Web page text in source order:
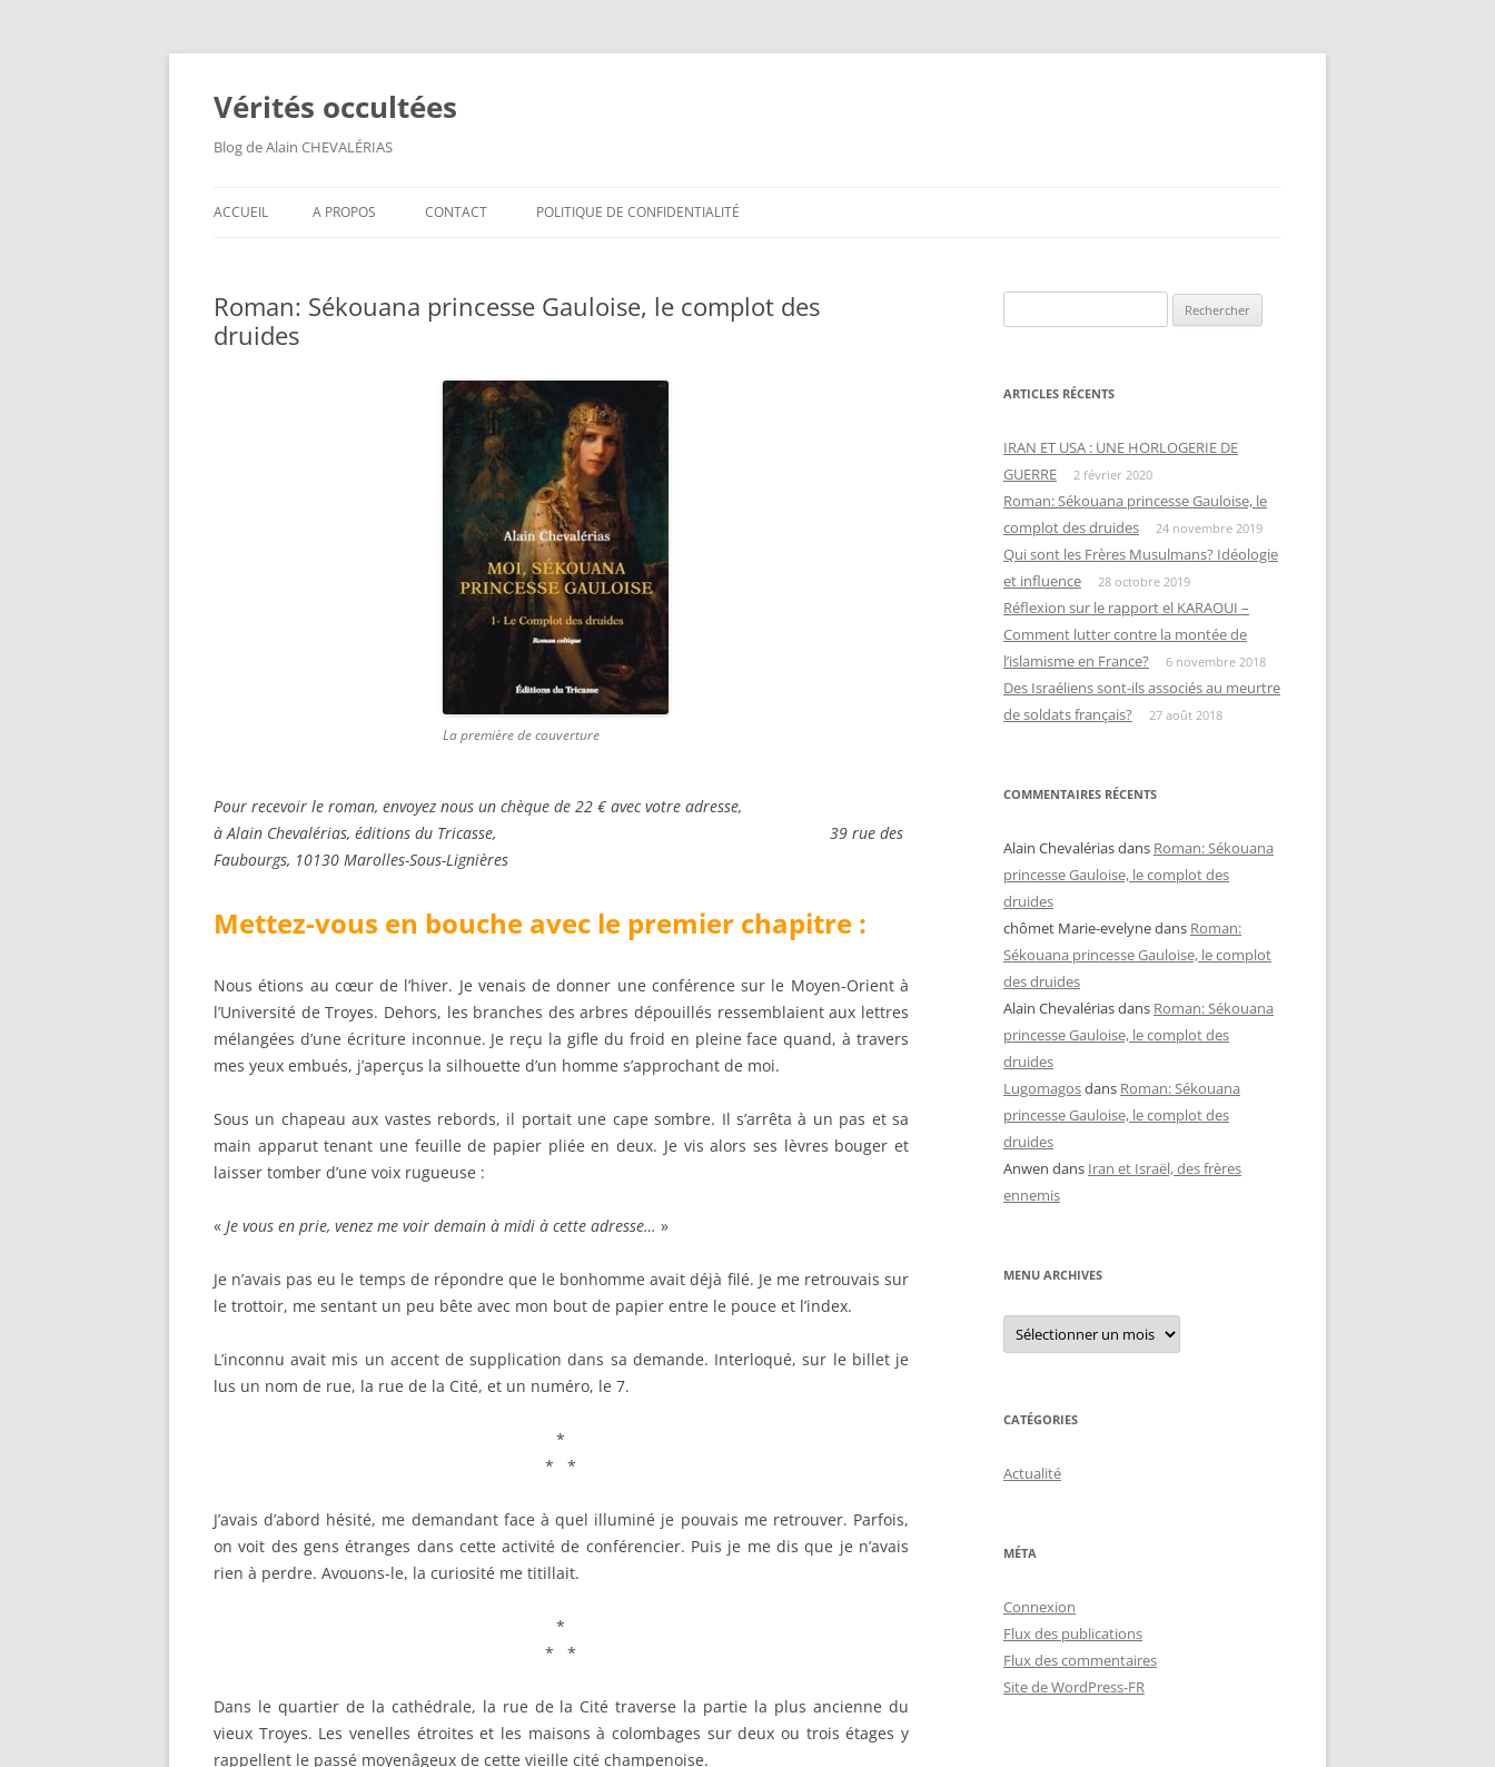
Aller
contenu
Vérités occultées
Blog de Alain CHEVALÉRIAS
ACCUEIL A PROPOS CONTACT POLITIQUE DE CONFIDENTIALITÉ
Roman: Sékouana princesse Gauloise, le complot des
druides
La première de couverture
Pour recevoir le roman, envoyez nous un chèque de 22 € avec votre adresse,
à Alain Chevalérias, éditions du Tricasse, 39 rue des
Faubourgs, 10130 Marolles-Sous-Lignières
Mettez-vous en bouche avec le premier chapitre :
Nous étions au cœur de l’hiver. Je venais de donner une conférence sur le Moyen-Orient à
l’Université de Troyes. Dehors, les branches des arbres dépouillés ressemblaient aux lettres
mélangées d’une écriture inconnue. Je reçu la gifle du froid en pleine face quand, à travers
mes yeux embués, j’aperçus la silhouette d’un homme s’approchant de moi.
Sous un chapeau aux vastes rebords, il portait une cape sombre. Il s’arrêta à un pas et sa
main apparut tenant une feuille de papier pliée en deux. Je vis alors ses lèvres bouger et
laisser tomber d’une voix rugueuse :
« Je vous en prie, venez me voir demain à midi à cette adresse… »
Je n’avais pas eu le temps de répondre que le bonhomme avait déjà filé. Je me retrouvais sur
le trottoir, me sentant un peu bête avec mon bout de papier entre le pouce et l’index.
L’inconnu avait mis un accent de supplication dans sa demande. Interloqué, sur le billet je
lus un nom de rue, la rue de la Cité, et un numéro, le 7.
*
* *
J’avais d’abord hésité, me demandant face à quel illuminé je pouvais me retrouver. Parfois,
on voit des gens étranges dans cette activité de conférencier. Puis je me dis que je n’avais
rien à perdre. Avouons-le, la curiosité me titillait.
*
* *
Dans le quartier de la cathédrale, la rue de la Cité traverse la partie la plus ancienne du
vieux Troyes. Les venelles étroites et les maisons à colombages sur deux ou trois étages y
rappellent le passé moyenâgeux de cette vieille cité champenoise.
ARTICLES RÉCENTS
IRAN ET USA : UNE HORLOGERIE DE
GUERRE
2 février 2020
Roman: Sékouana princesse Gauloise, le
complot des druides
24 novembre 2019
Qui sont les Frères Musulmans? Idéologie
et influence
28 octobre 2019
Réflexion sur le rapport el KARAOUI –
Comment lutter contre la montée de
l’islamisme en France?
6 novembre 2018
Des Israéliens sont-ils associés au meurtre
de soldats français?
27 août 2018
COMMENTAIRES RÉCENTS
Alain Chevalériasdans Roman: Sékouana
princesse Gauloise, le complot des
druides
chômet Marie-evelynedans Roman:
Sékouana princesse Gauloise, le complot
des druides
Alain Chevalériasdans Roman: Sékouana
princesse Gauloise, le complot des
druides
Lugomagosdans Roman: Sékouana
princesse Gauloise, le complot des
druides
Anwen dans Iran et Israël, des frères
ennemis
MENU ARCHIVES
Menu
archives
CATÉGORIES
Actualité
MÉTA
Connexion
Flux des publications
Flux des commentaires
Site de WordPress-FR